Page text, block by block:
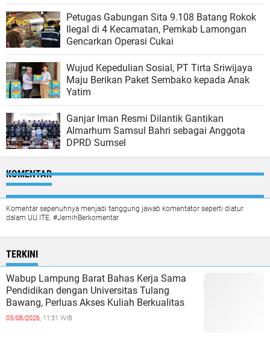
Petugas Gabungan Sita 9.108 Batang Rokok
Ilegal di 4 Kecamatan, Pemkab Lamongan
Gencarkan Operasi Cukai
Wujud Kepedulian Sosial, PT Tirta Sriwijaya
Maju Berikan Paket Sembako kepada Anak
Yatim
Ganjar Iman Resmi Dilantik Gantikan
Almarhum Samsul Bahri sebagai Anggota
DPRD Sumsel
KOMENTAR
Komentar sepenuhnya menjadi tanggung jawab komentator seperti diatur
dalam UU ITE. #JernihBerkomentar
TERKINI
Wabup Lampung Barat Bahas Kerja Sama
Pendidikan dengan Universitas Tulang
Bawang, Perluas Akses Kuliah Berkualitas
05/08/2026, 11:31 WIB